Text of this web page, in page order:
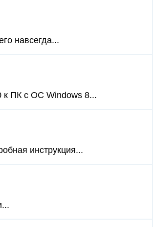
навсегда...
к ПК с ОС Windows 8...
инструкция...